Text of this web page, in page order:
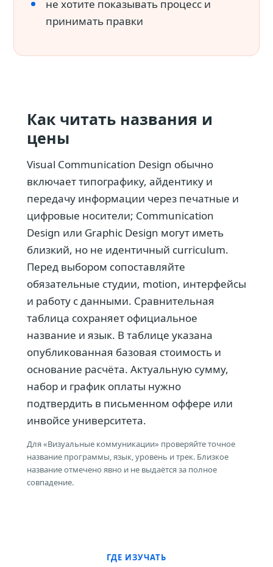
не хотите показывать процесс и
принимать правки
Как читать названия и
цены
Visual Communication Design обычно
включает типографику, айдентику и
передачу информации через печатные и
цифровые носители; Communication
Design или Graphic Design могут иметь
близкий, но не идентичный curriculum.
Перед выбором сопоставляйте
обязательные студии, motion, интерфейсы
и работу с данными. Сравнительная
таблица сохраняет официальное
название и язык. В таблице указана
опубликованная базовая стоимость и
основание расчёта. Актуальную сумму,
набор и график оплаты нужно
подтвердить в письменном оффере или
инвойсе университета.
Для «Визуальные коммуникации» проверяйте точное
название программы, язык, уровень и трек. Близкое
название отмечено явно и не выдаётся за полное
совпадение.
ГДЕ ИЗУЧАТЬ